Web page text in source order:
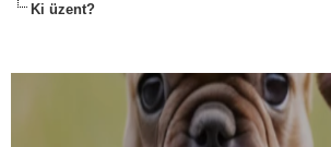
Ki üzent?